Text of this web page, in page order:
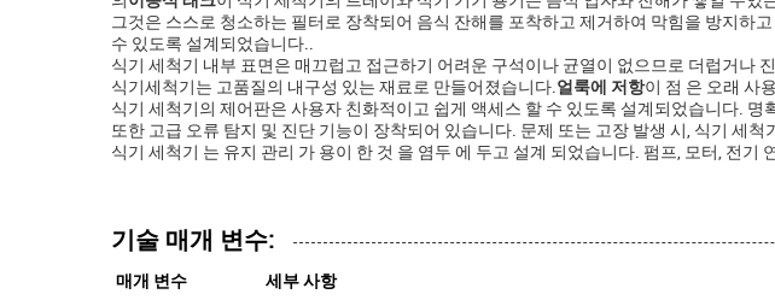
그것은 스스로 청소하는 필터로 장착되어 음식 잔해를 포착하고 제거하여 막힘을 방지
수 있도록 설계되었습니다..
식기 세척기 내부 표면은 매끄럽고 접근하기 어려운 구석이나 균열이 없으므로 더럽거나
식기세척기는 고품질의 내구성 있는 재료로 만들어졌습니다. 얼룩에 저항이 점 은 오래 사
식기 세척기의 제어판은 사용자 친화적이고 쉽게 액세스 할 수 있도록 설계되었습니다.
또한 고급 오류 탐지 및 진단 기능이 장착되어 있습니다. 문제 또는 고장 발생 시, 식기 세
식기 세척기 는 유지 관리 가 용이 한 것 을 염두 에 두고 설계 되었습니다. 펌프, 모터, 전
기술 매개 변수:
매개 변수
세부 사항